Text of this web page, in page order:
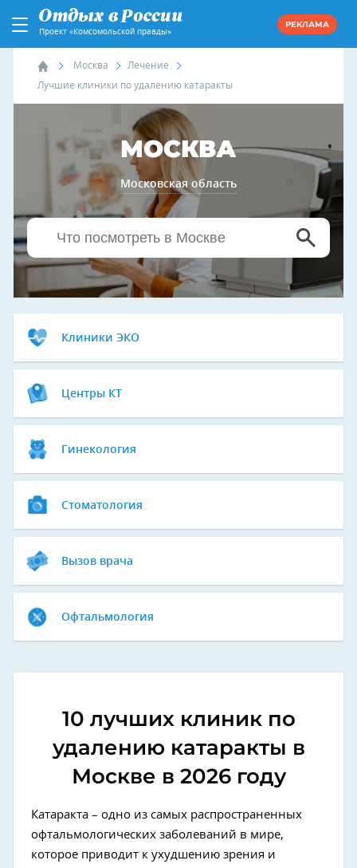
Проект «Комсомольской правды»
РЕКЛАМА
Москва Лечение
Лучшие клиники по удалению катаракты
МОСКВА
Московская область
Клиники ЭКО
Центры КТ
Гинекология
Стоматология
Вызов врача
Офтальмология
10 лучших клиник по
удалению катаракты в
Москве в 2026 году
Катаракта – одно из самых распространенных
офтальмологических заболеваний в мире,
которое приводит к ухудшению зрения и